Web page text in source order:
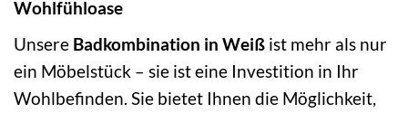
Wohlfühloase
Unsere Badkombination in Weiß ist mehr als nur
ein Möbelstück – sie ist eine Investition in Ihr
Wohlbefinden. Sie bietet Ihnen die Möglichkeit,